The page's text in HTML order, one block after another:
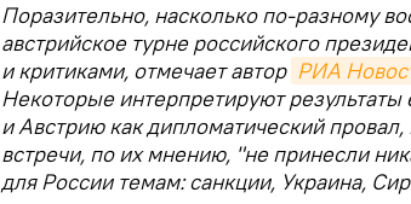
Поразительно, насколько по-разному
австрийское турне российского
и критиками, отмечает автор РИА
Некоторые интерпретируют результаты
и Австрию как дипломатический
встречи, по их мнению, "не принесли
для России темам: санкции, Украина,